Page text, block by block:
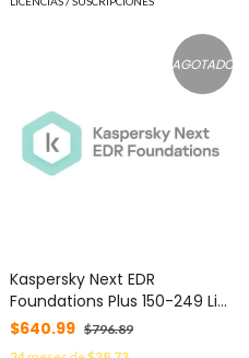
AGOTADO
Kaspersky Next EDR
Foundations Plus 150-249 Lic
1 Año C/U KL4065ZASF8 -
$640.99 $796.89